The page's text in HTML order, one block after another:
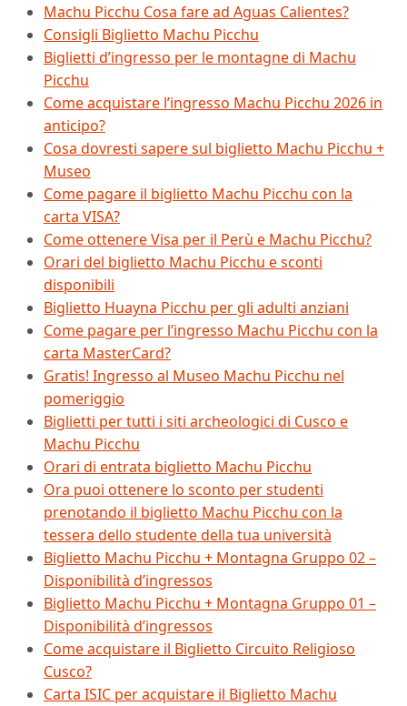
Machu Picchu Cosa fare ad Aguas Calientes?
Consigli Biglietto Machu Picchu
Biglietti d’ingresso per le montagne di Machu
Picchu
Come acquistare l’ingresso Machu Picchu 2026 in
anticipo?
Cosa dovresti sapere sul biglietto Machu Picchu +
Museo
Come pagare il biglietto Machu Picchu con la
carta VISA?
Come ottenere Visa per il Perù e Machu Picchu?
Orari del biglietto Machu Picchu e sconti
disponibili
Biglietto Huayna Picchu per gli adulti anziani
Come pagare per l’ingresso Machu Picchu con la
carta MasterCard?
Gratis! Ingresso al Museo Machu Picchu nel
pomeriggio
Biglietti per tutti i siti archeologici di Cusco e
Machu Picchu
Orari di entrata biglietto Machu Picchu
Ora puoi ottenere lo sconto per studenti
prenotando il biglietto Machu Picchu con la
tessera dello studente della tua università
Biglietto Machu Picchu + Montagna Gruppo 02 –
Disponibilità d’ingressos
Biglietto Machu Picchu + Montagna Gruppo 01 –
Disponibilità d’ingressos
Come acquistare il Biglietto Circuito Religioso
Cusco?
Carta ISIC per acquistare il Biglietto Machu